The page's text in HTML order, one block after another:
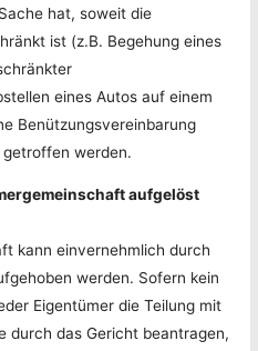
hat, soweit die
ist (z.B. Begehung eines
eines Autos auf einem
Benützungsvereinbarung
werden.
aufgelöst
kann einvernehmlich durch
werden. Sofern kein
Eigentümer die Teilung mit
durch das Gericht beantragen,